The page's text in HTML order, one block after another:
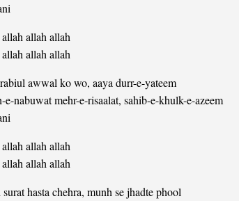
allah allah
allah allah
awwal ko wo, aaya durr-e-yateem
e-nabuwat mehr-e-risaalat, sahib-e-khulk-e-azeem
allah allah
allah allah
hasta chehra, munh se jhadte phool